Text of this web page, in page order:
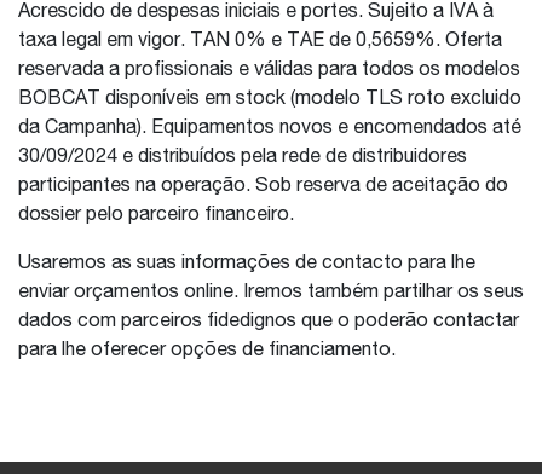
Acrescido de despesas iniciais e portes. Sujeito a IVA à
taxa legal em vigor. TAN 0% e TAE de 0,5659%. Oferta
reservada a profissionais e válidas para todos os modelos
BOBCAT disponíveis em stock (modelo TLS roto excluido
da Campanha). Equipamentos novos e encomendados até
30/09/2024 e distribuídos pela rede de distribuidores
participantes na operação. Sob reserva de aceitação do
dossier pelo parceiro financeiro.
Usaremos as suas informações de contacto para lhe
enviar orçamentos online. Iremos também partilhar os seus
dados com parceiros fidedignos que o poderão contactar
para lhe oferecer opções de financiamento.